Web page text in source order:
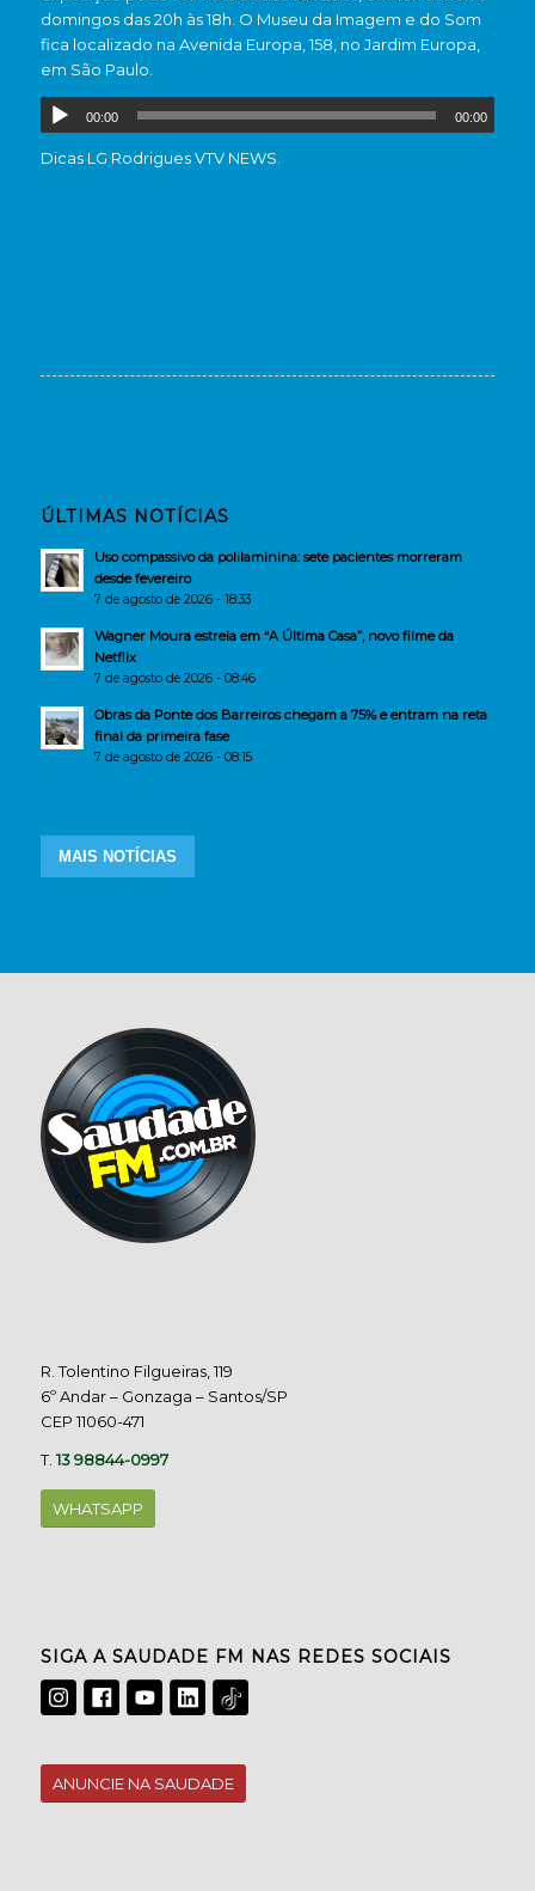
domingos das 20h às 18h. O Museu da Imagem e do Som
fica localizado na Avenida Europa, 158, no Jardim Europa,
em São Paulo.
00:00 00:00
Dicas LG Rodrigues VTV NEWS.
ÚLTIMAS NOTÍCIAS
Uso compassivo da polilaminina: sete pacientes morreram
desde fevereiro
7 de agosto de 2026 - 18:33
Wagner Moura estreia em “A Última Casa”, novo filme da
Netflix
7 de agosto de 2026 - 08:46
Obras da Ponte dos Barreiros chegam a 75% e entram na reta
final da primeira fase
7 de agosto de 2026 - 08:15
MAIS NOTÍCIAS
R. Tolentino Filgueiras, 119
6º Andar – Gonzaga – Santos/SP
CEP 11060-471
T.13 98844-0997
WHATSAPP
SIGA A SAUDADE FM NAS REDES SOCIAIS
ANUNCIE NA SAUDADE